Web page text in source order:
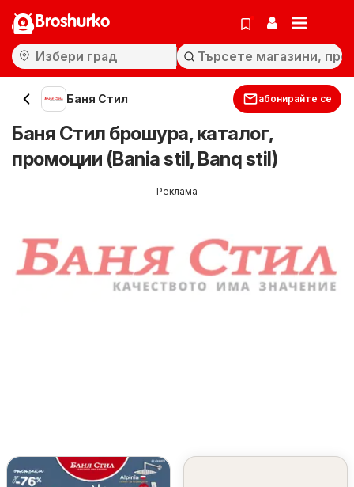
Broshurko
Баня Стил абонирайте се
Баня Стил брошура, каталог,
промоции (Bania stil, Banq stil)
Реклама